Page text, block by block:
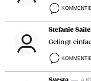
Stefanie
Gelingt